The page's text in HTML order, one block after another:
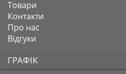
Товари
Контакти
Про нас
Відгуки
ГРАФІК